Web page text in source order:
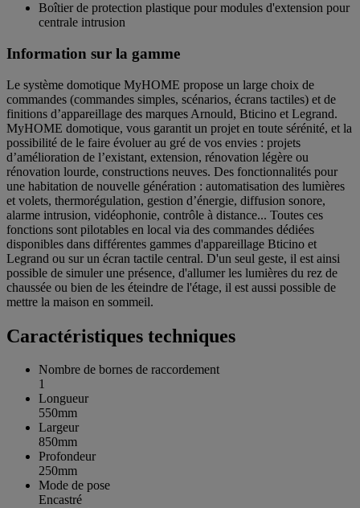
Boîtier de protection plastique pour modules d'extension pour
centrale intrusion
Information sur la gamme
Le système domotique MyHOME propose un large choix de
commandes (commandes simples, scénarios, écrans tactiles) et de
finitions d’appareillage des marques Arnould, Bticino et Legrand.
MyHOME domotique, vous garantit un projet en toute sérénité, et la
possibilité de le faire évoluer au gré de vos envies : projets
d’amélioration de l’existant, extension, rénovation légère ou
rénovation lourde, constructions neuves. Des fonctionnalités pour
une habitation de nouvelle génération : automatisation des lumières
et volets, thermorégulation, gestion d’énergie, diffusion sonore,
alarme intrusion, vidéophonie, contrôle à distance... Toutes ces
fonctions sont pilotables en local via des commandes dédiées
disponibles dans différentes gammes d'appareillage Bticino et
Legrand ou sur un écran tactile central. D'un seul geste, il est ainsi
possible de simuler une présence, d'allumer les lumières du rez de
chaussée ou bien de les éteindre de l'étage, il est aussi possible de
mettre la maison en sommeil.
Caractéristiques techniques
Nombre de bornes de raccordement
1
Longueur
550mm
Largeur
850mm
Profondeur
250mm
Mode de pose
Encastré